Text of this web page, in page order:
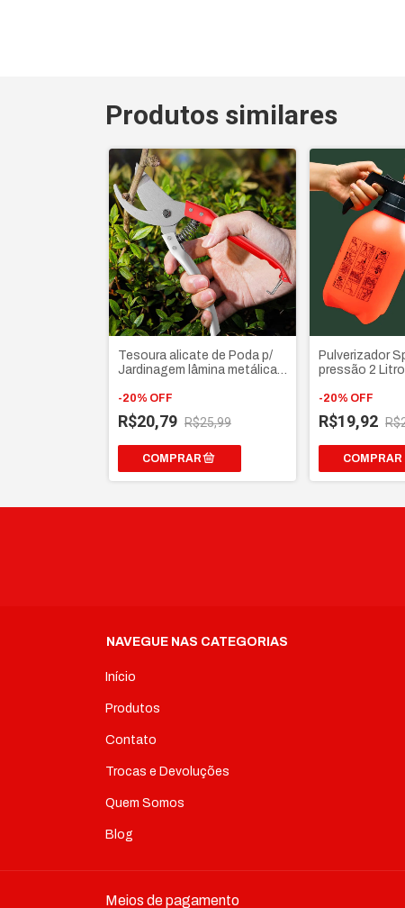
Produtos similares
Tesoura alicate de Poda p/
Jardinagem lâmina metálica
-20% OFF
R$20,79 R$25,99
Pulverizador
pressão 2
e trava de
-20% OFF
R$19,92
COMPRAR
NAVEGUE NAS CATEGORIAS
Início
Produtos
Contato
Trocas e Devoluções
Quem Somos
Blog
Meios de pagamento